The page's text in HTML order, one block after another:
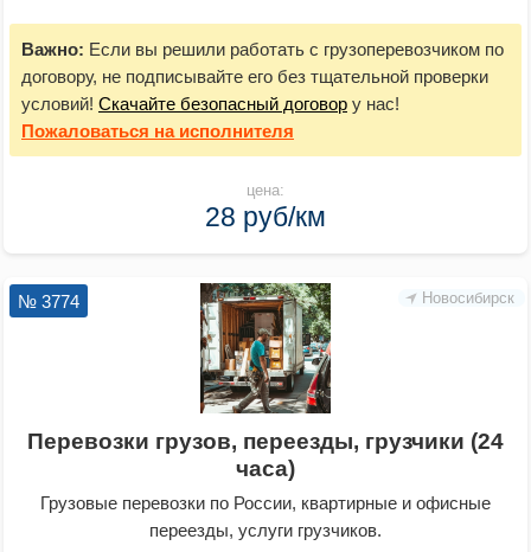
Важно: Если вы решили работать с грузоперевозчиком по
договору, не подписывайте его без тщательной проверки
условий! Скачайте безопасный договор у нас!
Пожаловаться на исполнителя
цена:
28 руб/км
Новосибирск
№ 3774
Перевозки грузов, переезды, грузчики (24
часа)
Грузовые перевозки по России, квартирные и офисные
переезды, услуги грузчиков.